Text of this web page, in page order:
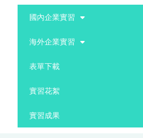
國內企業實習
海外企業實習
表單下載
實習花絮
實習成果